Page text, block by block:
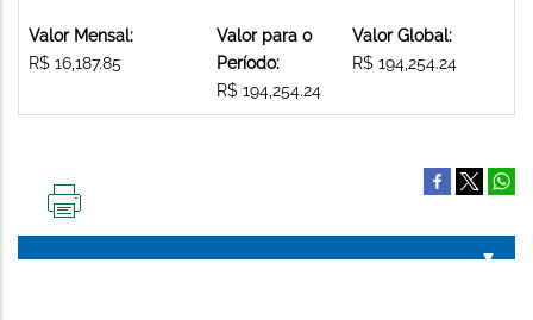
Valor Mensal:
R$ 16,187.85
Valor para o
Período:
R$ 194,254.24
Valor Global:
R$ 194,254.24
PÁGINA